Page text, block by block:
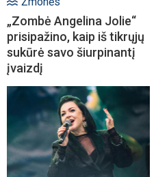
„Zombė Angelina Jolie“
prisipažino, kaip iš tikrųjų
sukūrė savo šiurpinantį
įvaizdį